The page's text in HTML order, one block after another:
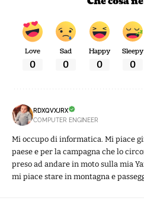
Love
0
Sad
0
Happy
0
Sleepy
0
RDXQVXJRX
COMPUTER ENGINEER
Mi occupo di informatica. Mi piace
paese e per la campagna che lo
preso ad andare in moto sulla mia
mi piace stare in montagna e